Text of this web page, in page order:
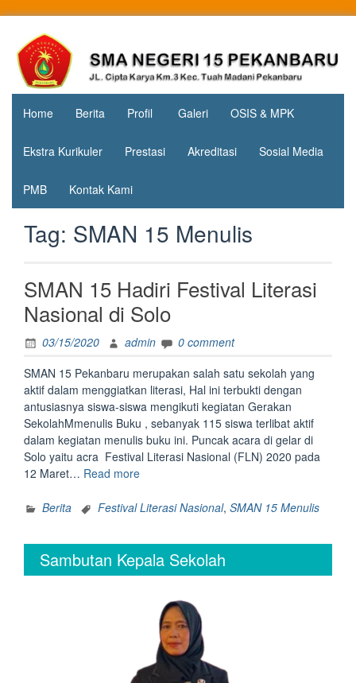
contentSMA
Negeri 15
Pekanbaru
Jl. Cipta
Karya
KM.3, Kec.
Tuah
Madani,
Home Berita Profil Galeri OSIS & MPK
Ekstra Kurikuler Prestasi Akreditasi Sosial Media
PMB Kontak Kami
Tag: SMAN 15 Menulis
SMAN 15 Hadiri Festival Literasi
Nasional di Solo
03/15/2020 admin
0 comment
SMAN 15 Pekanbaru merupakan salah satu sekolah yang
aktif dalam menggiatkan literasi, Hal ini terbukti dengan
antusiasnya siswa-siswa mengikuti kegiatan Gerakan
SekolahMmenulis Buku , sebanyak 115 siswa terlibat aktif
dalam kegiatan menulis buku ini. Puncak acara di gelar di
Solo yaitu acra Festival Literasi Nasional (FLN) 2020 pada
12 Maret… Read more“SMAN
Hadiri
Nasional
di
Berita Festival Literasi Nasional, SMAN 15 Menulis
Sambutan Kepala Sekolah